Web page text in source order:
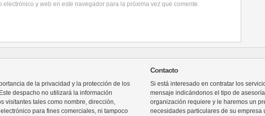
electrónico y web en este navegador para la próxima vez que comente.
de la privacidad y la protección de los
despacho no utilizará la información
visitantes tales como nombre, dirección,
para fines comerciales, ni tampoco
Contacto
Si está interesado en contratar los
mensaje indicándonos el tipo de
organización requiere y le haremos un
necesidades particulares de su empresa